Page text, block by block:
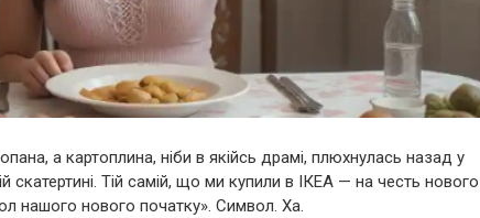
а картоплина, ніби в якійсь драмі, плюхнулась назад у
скатертині. Тій самій, що ми купили в ІКЕА — на честь нового
нашого нового початку». Символ. Ха.